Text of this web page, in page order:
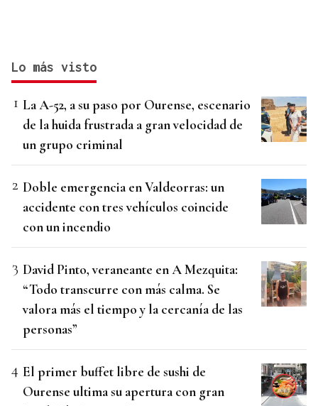
Lo más visto
La A-52, a su paso por Ourense, escenario
de la huida frustrada a gran velocidad de
un grupo criminal
Doble emergencia en Valdeorras: un
accidente con tres vehículos coincide
con un incendio
David Pinto, veraneante en A Mezquita:
“Todo transcurre con más calma. Se
valora más el tiempo y la cercanía de las
personas”
El primer buffet libre de sushi de
Ourense ultima su apertura con gran